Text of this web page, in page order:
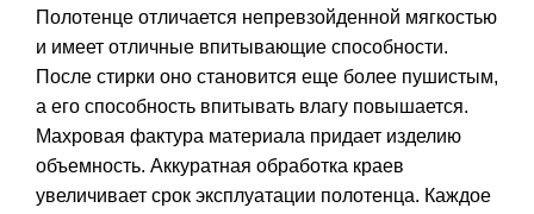
Полотенце отличается непревзойденной мягкостью
и имеет отличные впитывающие способности.
После стирки оно становится еще более пушистым,
а его способность впитывать влагу повышается.
Махровая фактура материала придает изделию
объемность. Аккуратная обработка краев
увеличивает срок эксплуатации полотенца. Каждое